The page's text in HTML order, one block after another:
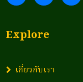
Explore
เกี่ยวกับเรา